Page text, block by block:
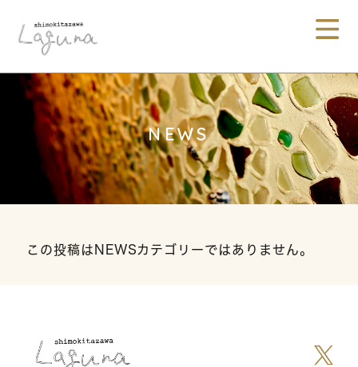
NEWS
この投稿はNEWSカテゴリーではありません。